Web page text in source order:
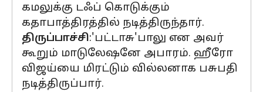
கமலுக்கு டஃப் கொடுக்கும்
கதாபாத்திரத்தில் நடித்திருந்தார்.
திருப்பாச்சி:'பட்டாசு'பாலு என அவர்
கூறும் மாடுலேஷனே அபாரம். ஹீரோ
விஜய்யை மிரட்டும் வில்லனாக பசுபதி
நடித்திருப்பார்.